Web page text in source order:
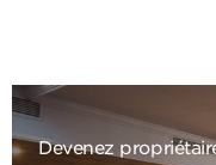
Devenez